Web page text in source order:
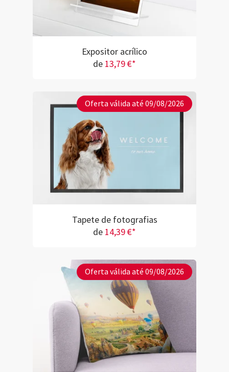
Expositor acrílico
de 13,79 €*
Oferta válida até 09/08/2026
Tapete de fotografias
de 14,39 €*
Oferta válida até 09/08/2026